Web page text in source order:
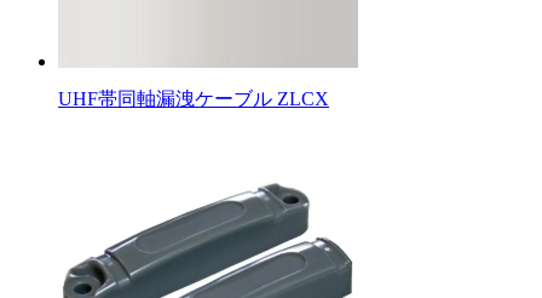
UHF帯同軸漏洩ケーブル ZLCX